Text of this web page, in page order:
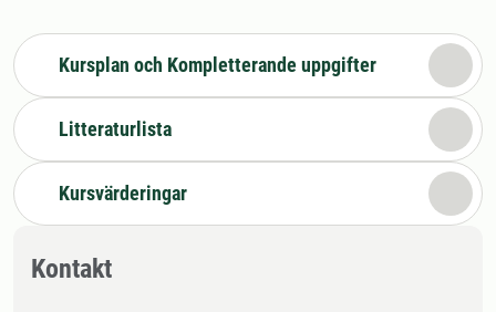
Kursplan och Kompletterande uppgifter
Litteraturlista
Kursvärderingar
Kontakt